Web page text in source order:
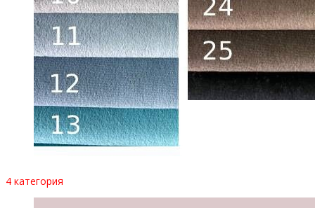
4 категория